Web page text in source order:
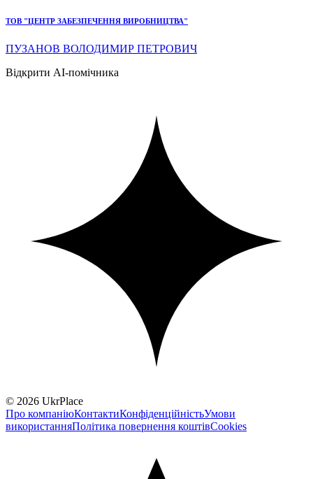
ТОВ "ЦЕНТР ЗАБЕЗПЕЧЕННЯ ВИРОБНИЦТВА"
ПУЗАНОВ ВОЛОДИМИР ПЕТРОВИЧ
Відкрити AI-помічника
© 2026 UkrPlace
Про компаніюКонтактиКонфіденційністьУмови
використанняПолітика повернення коштівCookies